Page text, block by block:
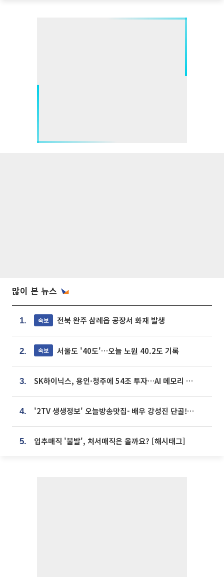
많이 본 뉴스
1. 속보 전북 완주 삼례읍 공장서 화재 발생
2. 속보 서울도 '40도'…오늘 노원 40.2도 기록
3. SK하이닉스, 용인·청주에 54조 투자…AI 메모리 생산기지 키운다
4. '2TV 생생정보' 오늘방송맛집- 배우 강성진 단골! 쌀국수ㆍ푸팟퐁 커리 맛집 '블○○○'
5. 입추매직 '불발', 처서매직은 올까요? [해시태그]